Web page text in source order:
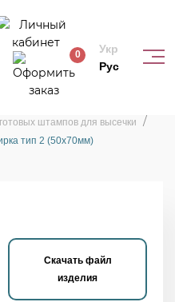
0
Укр
Рус
2 (50х70мм)»
штампов для высечки
тип 2 (50х70мм)
Скачать файл
изделия